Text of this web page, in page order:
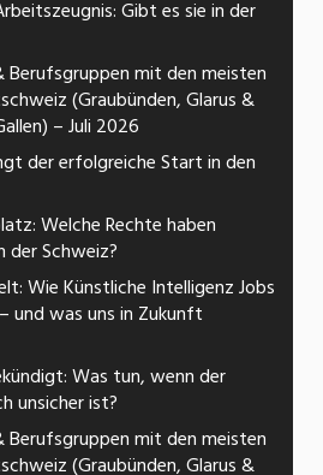
Gibt es sie in der
Berufsgruppen mit den meisten
(Graubünden, Glarus &
– Juli 2026
der erfolgreiche Start in den
Welche Rechte haben
der Schweiz?
Wie Künstliche Intelligenz Jobs
und was uns in Zukunft
Was tun, wenn der
unsicher ist?
Berufsgruppen mit den meisten
(Graubünden, Glarus &